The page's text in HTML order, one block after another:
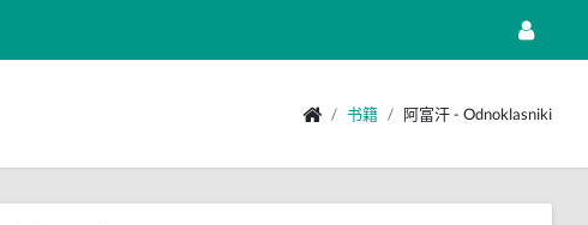
书籍 阿富汗 - Odnoklasniki